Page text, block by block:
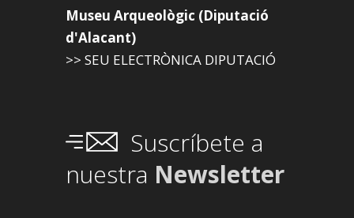
Museu Arqueològic (Diputació
d'Alacant)
>> SEU ELECTRÒNICA DIPUTACIÓ
Suscríbete a
nuestra Newsletter